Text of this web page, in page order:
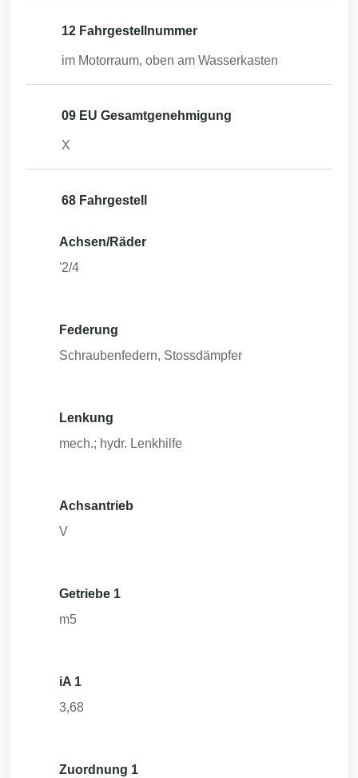
12 Fahrgestellnummer
im Motorraum, oben am Wasserkasten
09 EU Gesamtgenehmigung
X
68 Fahrgestell
Achsen/Räder
'2/4
Federung
Schraubenfedern, Stossdämpfer
Lenkung
mech.; hydr. Lenkhilfe
Achsantrieb
V
Getriebe 1
m5
iA 1
3,68
Zuordnung 1